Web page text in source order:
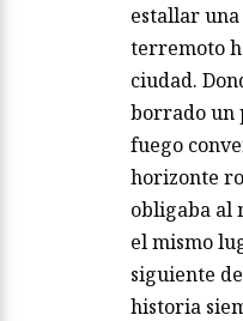
estallar
terremoto
ciudad.
borrado un
fuego
horizonte
obligaba al
el mismo
siguiente
historia